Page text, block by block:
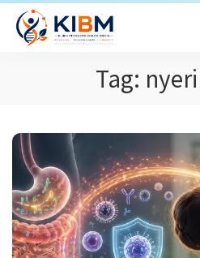
Tag: